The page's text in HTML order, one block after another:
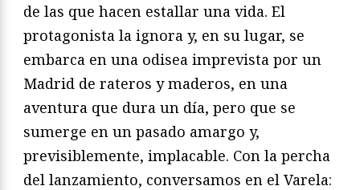
de las que hacen estallar una vida. El
protagonista la ignora y, en su lugar, se
embarca en una odisea imprevista por un
Madrid de rateros y maderos, en una
aventura que dura un día, pero que se
sumerge en un pasado amargo y,
previsiblemente, implacable. Con la percha
del lanzamiento, conversamos en el Varela: